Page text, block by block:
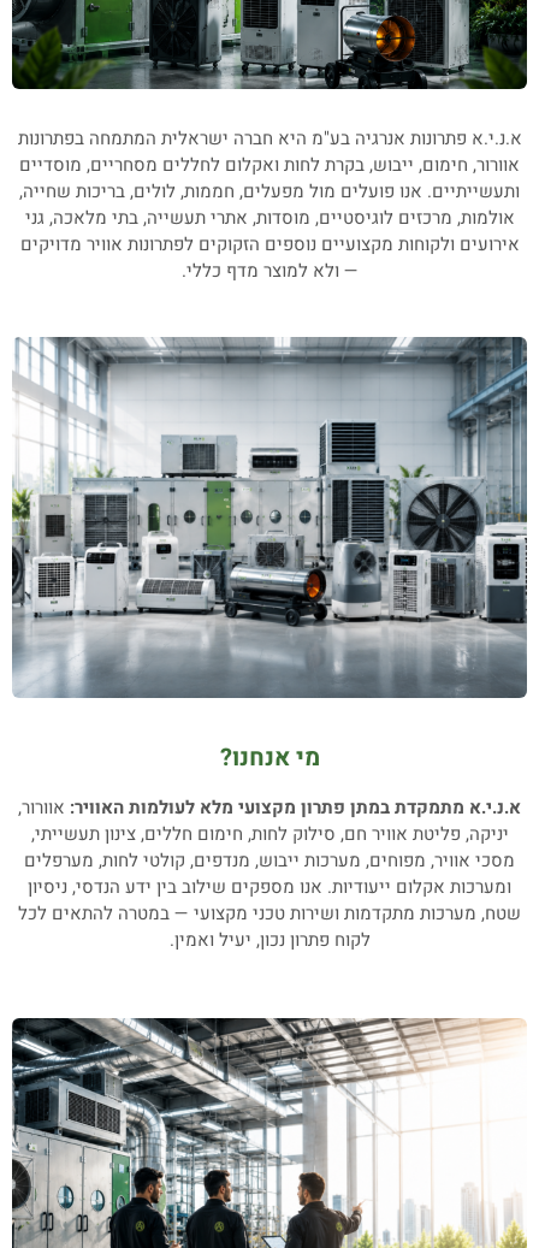
א.נ.י.א פתרונות אנרגיה בע"מ היא חברה ישראלית המתמחה בפתרונות
אוורור, חימום, ייבוש, בקרת לחות ואקלום לחללים מסחריים, מוסדיים
ותעשייתיים. אנו פועלים מול מפעלים, חממות, לולים, בריכות שחייה,
אולמות, מרכזים לוגיסטיים, מוסדות, אתרי תעשייה, בתי מלאכה, גני
אירועים ולקוחות מקצועיים נוספים הזקוקים לפתרונות אוויר מדויקים
— ולא למוצר מדף כללי.
מי אנחנו?
א.נ.י.א מתמקדת במתן פתרון מקצועי מלא לעולמות האוויר: אוורור,
יניקה, פליטת אוויר חם, סילוק לחות, חימום חללים, צינון תעשייתי,
מסכי אוויר, מפוחים, מערכות ייבוש, מנדפים, קולטי לחות, מערפלים
ומערכות אקלום ייעודיות. אנו מספקים שילוב בין ידע הנדסי, ניסיון
שטח, מערכות מתקדמות ושירות טכני מקצועי — במטרה להתאים לכל
לקוח פתרון נכון, יעיל ואמין.